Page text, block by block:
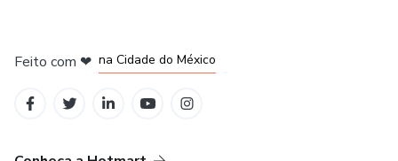
Feito com ❤ na Cidade do México